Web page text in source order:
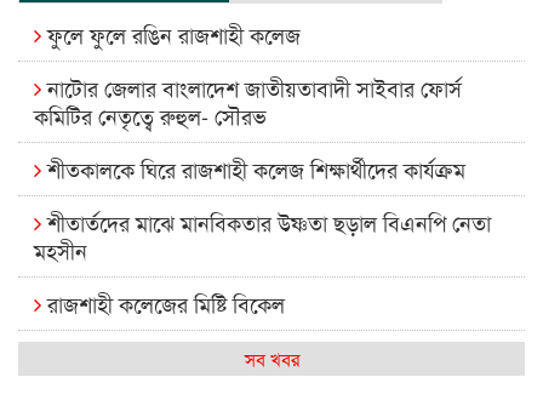
ফুলে ফুলে রঙিন রাজশাহী কলেজ
নাটোর জেলার বাংলাদেশ জাতীয়তাবাদী সাইবার ফোর্স
কমিটির নেতৃত্বে রুহুল- সৌরভ
শীতকালকে ঘিরে রাজশাহী কলেজ শিক্ষার্থীদের কার্যক্রম
শীতার্তদের মাঝে মানবিকতার উষ্ণতা ছড়াল বিএনপি নেতা
মহসীন
রাজশাহী কলেজের মিষ্টি বিকেল
কেমন আছে আমাদের দেশের মধ্যবিত্তরা
সব খবর